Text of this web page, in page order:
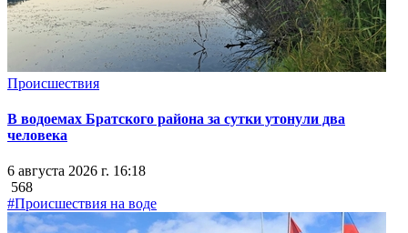
Происшествия
В водоемах Братского района за сутки утонули два
человека
6 августа 2026 г. 16:18
568
#Происшествия на воде